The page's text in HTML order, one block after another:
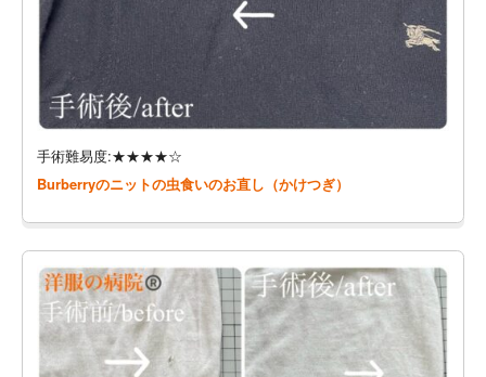
手術難易度:★★★★☆
Burberryのニットの虫食いのお直し（かけつぎ）